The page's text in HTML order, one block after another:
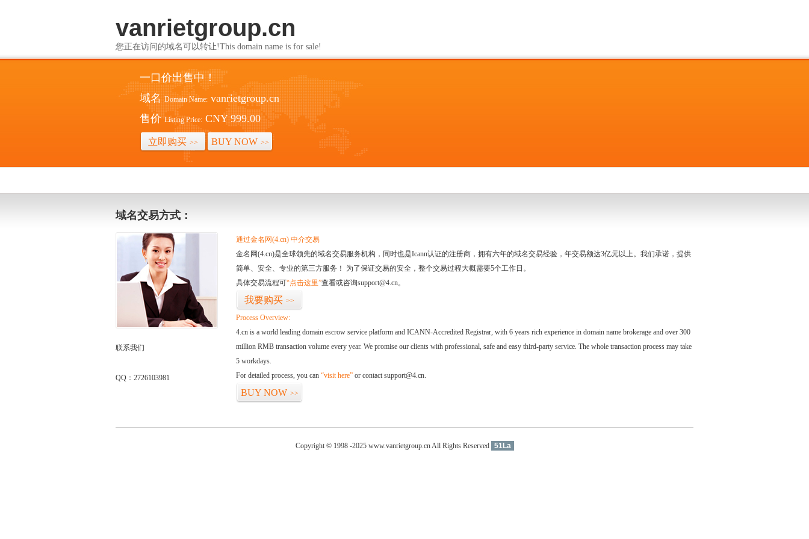
vanrietgroup.cn
您正在访问的域名可以转让!This domain name is for sale!
一口价出售中！
域名 Domain Name: vanrietgroup.cn
售价 Listing Price: CNY 999.00
立即购买 >> BUY NOW >>
域名交易方式：
联系我们
QQ：2726103981
通过金名网(4.cn) 中介交易
金名网(4.cn)是全球领先的域名交易服务机构，同时也是Icann认证的注册商，拥有六年的域名交易经验，年交易额达3亿元以上。我们承诺，提供
简单、安全、专业的第三方服务！ 为了保证交易的安全，整个交易过程大概需要5个工作日。
具体交易流程可“点击这里”查看或咨询support@4.cn。
我要购买 >>
Process Overview:
4.cn is a world leading domain escrow service platform and ICANN-Accredited Registrar, with 6 years rich experience in domain name brokerage and over 300
million RMB transaction volume every year. We promise our clients with professional, safe and easy third-party service. The whole transaction process may take
5 workdays.
For detailed process, you can “visit here” or contact support@4.cn.
BUY NOW >>
Copyright © 1998 -2025 www.vanrietgroup.cn All Rights Reserved 51La